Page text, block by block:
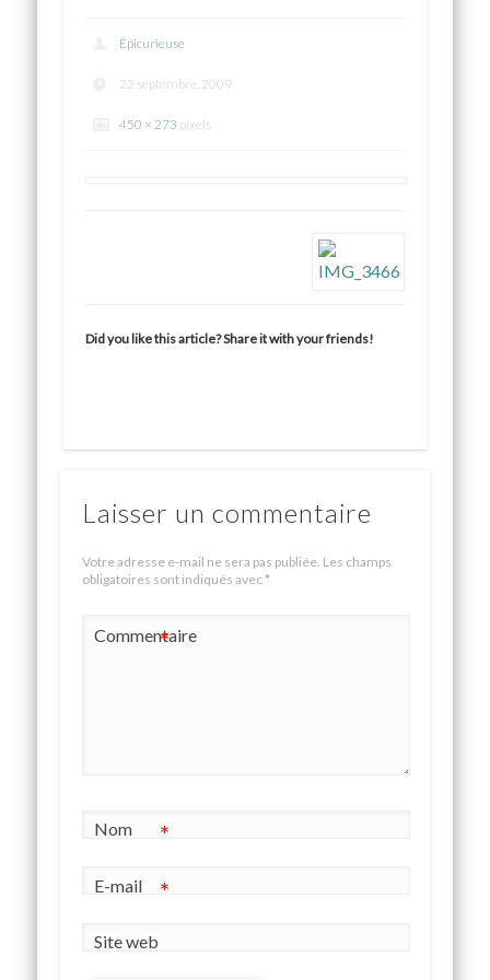
Épicurieuse
22 septembre, 2009
450 × 273 pixels
Did you like this article? Share it with your friends!
Laisser un commentaire
Votre adresse e-mail ne sera pas publiée. Les champs
obligatoires sont indiqués avec*
Commentaire
*
Nom *
E-mail *
Site web